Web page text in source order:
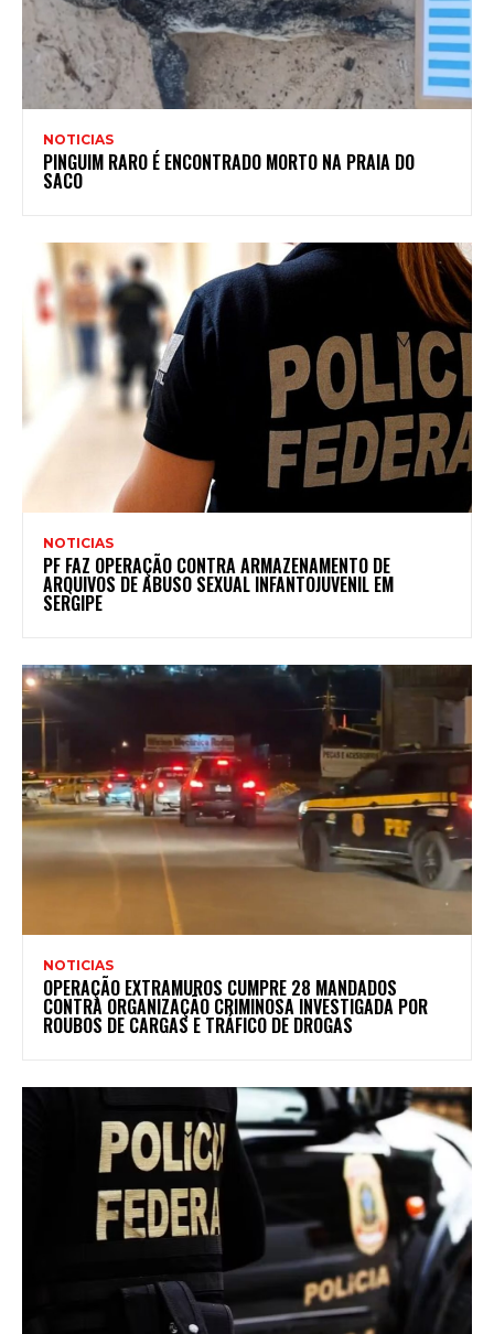
NOTICIAS
PINGUIM RARO É ENCONTRADO MORTO NA PRAIA DO
SACO
NOTICIAS
PF FAZ OPERAÇÃO CONTRA ARMAZENAMENTO DE
ARQUIVOS DE ABUSO SEXUAL INFANTOJUVENIL EM
SERGIPE
NOTICIAS
OPERAÇÃO EXTRAMUROS CUMPRE 28 MANDADOS
CONTRA ORGANIZAÇÃO CRIMINOSA INVESTIGADA POR
ROUBOS DE CARGAS E TRÁFICO DE DROGAS